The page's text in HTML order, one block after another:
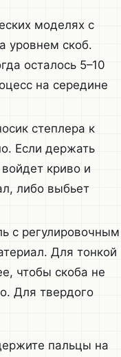
моделях с
уровнем скоб.
осталось 5–10
на середине
степлера к
Если держать
криво и
либо выбьет
с регулировочным
Для тонкой
чтобы скоба не
Для твердого
пальцы на